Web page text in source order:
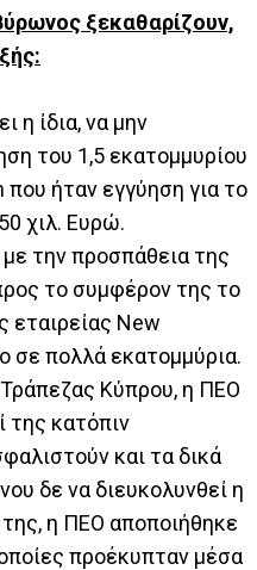
ξεκαθαρίζουν,
η ίδια, να μην
του 1,5 εκατομμυρίου
ήταν εγγύηση για το
χιλ. Ευρώ.
την προσπάθεια της
το συμφέρον της το
εταιρείας New
σε πολλά εκατομμύρια.
Κύπρου, η ΠΕΟ
της κατόπιν
και τα δικά
δε να διευκολυνθεί η
η ΠΕΟ αποποιήθηκε
προέκυπταν μέσα